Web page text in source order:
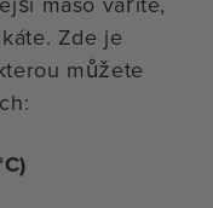
Zde je
můžete